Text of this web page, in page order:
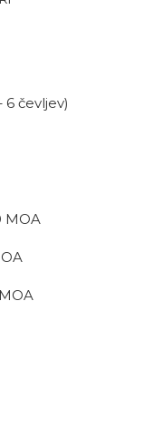
6 čevljev)
MOA